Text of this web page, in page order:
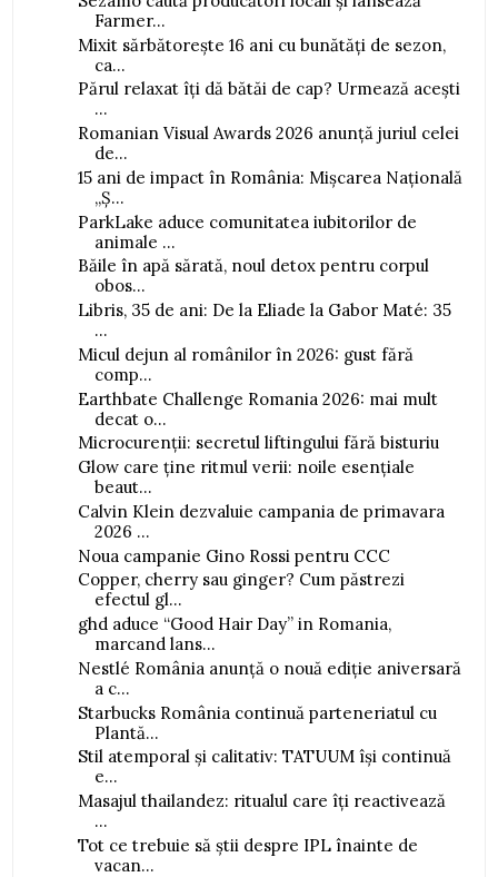
Farmer...
Mixit sărbătorește 16 ani cu bunătăți de sezon,
ca...
Părul relaxat îți dă bătăi de cap? Urmează acești
...
Romanian Visual Awards 2026 anunță juriul celei
de...
15 ani de impact în România: Mișcarea Națională
„Ș...
ParkLake aduce comunitatea iubitorilor de
animale ...
Băile în apă sărată, noul detox pentru corpul
obos...
Libris, 35 de ani: De la Eliade la Gabor Maté: 35
...
Micul dejun al românilor în 2026: gust fără
comp...
Earthbate Challenge Romania 2026: mai mult
decat o...
Microcurenții: secretul liftingului fără bisturiu
Glow care ține ritmul verii: noile esențiale
beaut...
Calvin Klein dezvaluie campania de primavara
2026 ...
Noua campanie Gino Rossi pentru CCC
Copper, cherry sau ginger? Cum păstrezi
efectul gl...
ghd aduce “Good Hair Day” in Romania,
marcand lans...
Nestlé România anunță o nouă ediție aniversară
a c...
Starbucks România continuă parteneriatul cu
Plantă...
Stil atemporal și calitativ: TATUUM își continuă
e...
Masajul thailandez: ritualul care îți reactivează
...
Tot ce trebuie să știi despre IPL înainte de
vacan...